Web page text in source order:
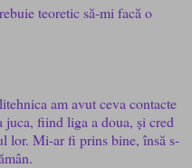
teoretic să-mi facă o
am avut ceva contacte
juca, fiind liga a doua, și cred
lor. Mi-ar fi prins bine, însă s-